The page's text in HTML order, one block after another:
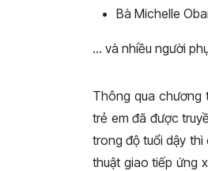
Bà Michelle
… và nhiều người
Thông qua chương
trẻ em đã được
trong độ tuổi dậy
thuật giao tiếp ứng